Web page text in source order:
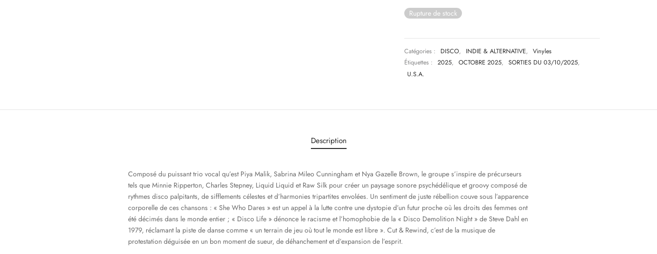
Rupture de stock
Catégories : DISCO, INDIE & ALTERNATIVE,
Vinyles
Étiquettes :
2025, OCTOBRE 2025, SORTIES DU 03/10/2025,
U.S.A.
Description
Composé du puissant trio vocal qu’est Piya Malik, Sabrina Mileo Cunningham et Nya Gazelle Brown, le groupe s’inspire de précurseurs
tels que Minnie Ripperton, Charles Stepney, Liquid Liquid et Raw Silk pour créer un paysage sonore psychédélique et groovy composé de
rythmes disco palpitants, de sifflements célestes et d’harmonies tripartites envolées. Un sentiment de juste rébellion couve sous l’apparence
corporelle de ces chansons : « She Who Dares » est un appel à la lutte contre une dystopie d’un futur proche où les droits des femmes ont
été décimés dans le monde entier ; « Disco Life » dénonce le racisme et l’homophobie de la « Disco Demolition Night » de Steve Dahl en
1979, réclamant la piste de danse comme « un terrain de jeu où tout le monde est libre ». Cut & Rewind, c’est de la musique de
protestation déguisée en un bon moment de sueur, de déhanchement et d’expansion de l’esprit.